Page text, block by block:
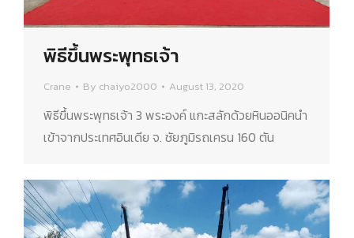
พิธีขึ้นพระพุทธเจ้า
Crane By chaiyo2000 August 13, 2020
พิธีขึ้นพระพุทธเจ้า 3 พระองค์ แกะสลักด้วยหินออนิคนำ
เข้าจากประเทศอินเดีย จ. ชัยภูมิรถเครน 160 ตัน